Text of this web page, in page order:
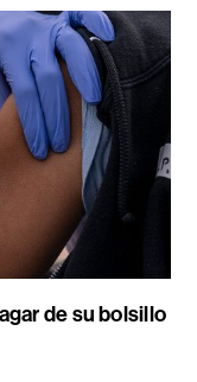
de su bolsillo